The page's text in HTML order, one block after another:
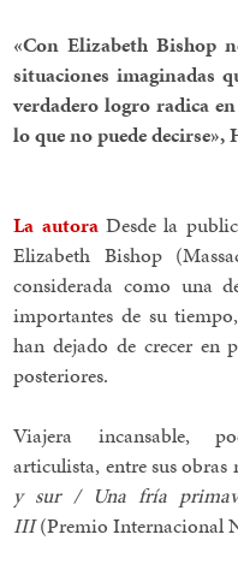
«Con Elizabeth Bishop
situaciones imaginadas
verdadero logro radica
lo que no puede
La autoraDesde la
Elizabeth Bishop
considerada como una
importantes de su
han dejado de crecer en
posteriores.
Viajera incansable,
articulista, entre sus obras
y sur / Una fría
III(Premio Internacional